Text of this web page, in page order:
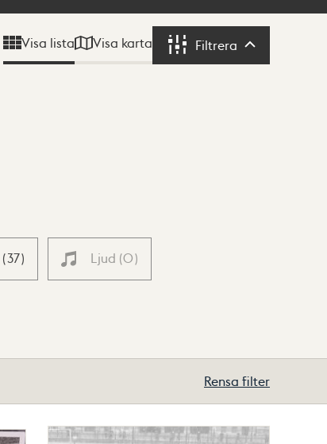
Visa lista Visa karta Filtrera Filtrera
(37) Ljud (0)
Rensa filter